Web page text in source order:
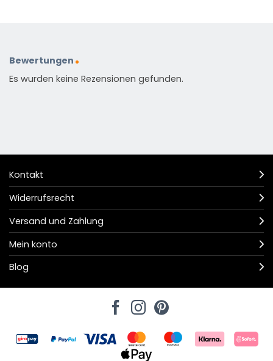
Bewertungen
Es wurden keine Rezensionen gefunden.
Kontakt
Widerrufsrecht
Versand und Zahlung
Mein konto
Blog